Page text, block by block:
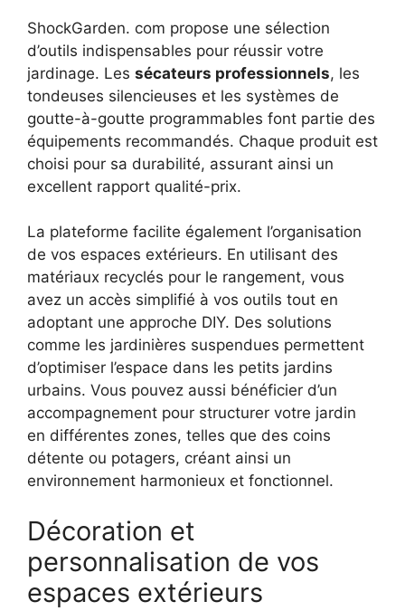
ShockGarden. com propose une sélection
d’outils indispensables pour réussir votre
jardinage. Les sécateurs professionnels, les
tondeuses silencieuses et les systèmes de
goutte-à-goutte programmables font partie des
équipements recommandés. Chaque produit est
choisi pour sa durabilité, assurant ainsi un
excellent rapport qualité-prix.
La plateforme facilite également l’organisation
de vos espaces extérieurs. En utilisant des
matériaux recyclés pour le rangement, vous
avez un accès simplifié à vos outils tout en
adoptant une approche DIY. Des solutions
comme les jardinières suspendues permettent
d’optimiser l’espace dans les petits jardins
urbains. Vous pouvez aussi bénéficier d’un
accompagnement pour structurer votre jardin
en différentes zones, telles que des coins
détente ou potagers, créant ainsi un
environnement harmonieux et fonctionnel.
Décoration et
personnalisation de vos
espaces extérieurs